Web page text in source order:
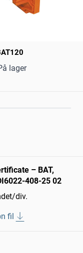
lager
– BAT,
408-25 02
div.
fil